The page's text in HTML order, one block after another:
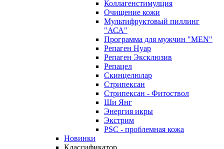
Коллагенстимулция
Очищение кожи
Мультифруктовый пиллинг
"АСА"
Программа для мужчин "MEN"
Репаген Нуар
Репаген Эксклюзив
Репацел
Скинцелюлар
Стрипексан
Стрипексан - Фитоствол
Ши Янг
Энергия икры
Экстрим
PSC - проблемная кожа
Новинки
Классификатор